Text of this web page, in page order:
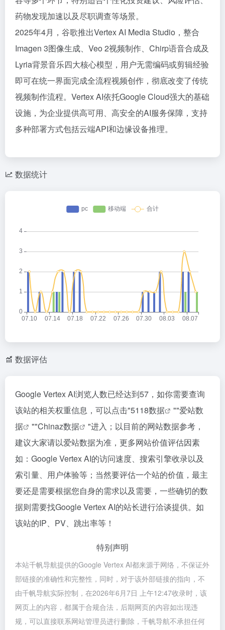
药物发现加速以及尽职调查等场景。
2025年4月，谷歌推出Vertex AI Media Studio，整合
Imagen 3图像生成、Veo 2视频制作、Chirp语音合成及
Lyria背景音乐四大核心模型，用户无需编码或剪辑经验
即可在统一界面完成全流程视频创作，彻底改变了传统
视频制作流程。Vertex AI依托Google Cloud强大的基础
设施，为企业提供高可用、高安全的AI服务保障，支持
多种部署方式包括云端API和边缘设备推理。
数据统计
数据评估
Google Vertex AI浏览人数已经达到57，如你需要查询
该站的相关权重信息，可以点击"5118数据 ""爱站数
据
""Chinaz数据
"进入；以目前的网站数据参考，
建议大家请以爱站数据为准，更多网站价值评估因素
如：Google Vertex AI的访问速度、搜索引擎收录以及
索引量、用户体验等；当然要评估一个站的价值，最主
要还是需要根据您自身的需求以及需要，一些确切的数
据则需要找Google Vertex AI的站长进行洽谈提供。如
该站的IP、PV、跳出率等！
特别声明
本站千帆导航提供的Google Vertex AI都来源于网络，不保证外
部链接的准确性和完整性，同时，对于该外部链接的指向，不
由千帆导航实际控制，在2026年6月7日 上午12:47收录时，该
网页上的内容，都属于合规合法，后期网页的内容如出现违
规，可以直接联系网站管理员进行删除，千帆导航不承担任何